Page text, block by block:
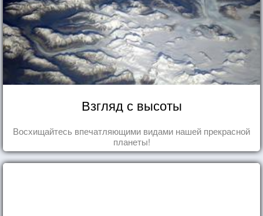
Взгляд с высоты
Восхищайтесь впечатляющими видами нашей прекрасной
планеты!